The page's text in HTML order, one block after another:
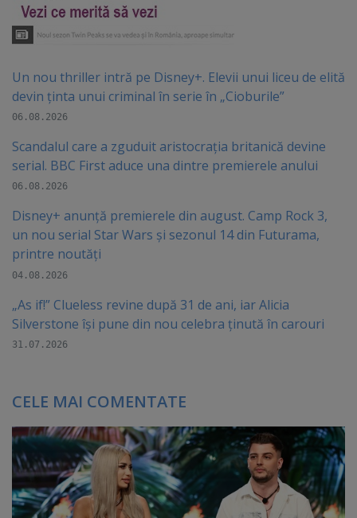
Un nou thriller intră pe Disney+. Elevii unui liceu de elită
devin ținta unui criminal în serie în „Cioburile”
06.08.2026
Scandalul care a zguduit aristocrația britanică devine
serial. BBC First aduce una dintre premierele anului
06.08.2026
Disney+ anunță premierele din august. Camp Rock 3,
un nou serial Star Wars și sezonul 14 din Futurama,
printre noutăți
04.08.2026
„As if!” Clueless revine după 31 de ani, iar Alicia
Silverstone își pune din nou celebra ținută în carouri
31.07.2026
CELE MAI COMENTATE